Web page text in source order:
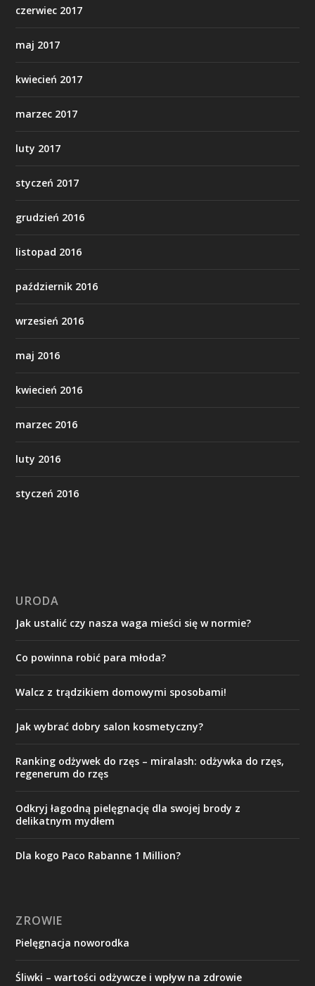
czerwiec 2017
maj 2017
kwiecień 2017
marzec 2017
luty 2017
styczeń 2017
grudzień 2016
listopad 2016
październik 2016
wrzesień 2016
maj 2016
kwiecień 2016
marzec 2016
luty 2016
styczeń 2016
URODA
Jak ustalić czy nasza waga mieści się w normie?
Co powinna robić para młoda?
Walcz z trądzikiem domowymi sposobami!
Jak wybrać dobry salon kosmetyczny?
Ranking odżywek do rzęs – miralash: odżywka do rzęs,
regenerum do rzęs
Odkryj łagodną pielęgnację dla swojej brody z
delikatnym mydłem
Dla kogo Paco Rabanne 1 Million?
ZROWIE
Pielęgnacja noworodka
Śliwki – wartości odżywcze i wpływ na zdrowie